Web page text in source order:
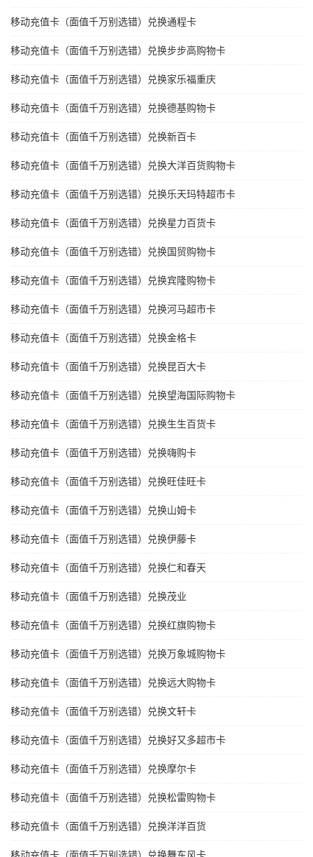
移动充值卡（面值千万别选错）兑换通程卡
移动充值卡（面值千万别选错）兑换步步高购物卡
移动充值卡（面值千万别选错）兑换家乐福重庆
移动充值卡（面值千万别选错）兑换德基购物卡
移动充值卡（面值千万别选错）兑换新百卡
移动充值卡（面值千万别选错）兑换大洋百货购物卡
移动充值卡（面值千万别选错）兑换乐天玛特超市卡
移动充值卡（面值千万别选错）兑换星力百货卡
移动充值卡（面值千万别选错）兑换国贸购物卡
移动充值卡（面值千万别选错）兑换宾隆购物卡
移动充值卡（面值千万别选错）兑换河马超市卡
移动充值卡（面值千万别选错）兑换金格卡
移动充值卡（面值千万别选错）兑换昆百大卡
移动充值卡（面值千万别选错）兑换望海国际购物卡
移动充值卡（面值千万别选错）兑换生生百货卡
移动充值卡（面值千万别选错）兑换嗨购卡
移动充值卡（面值千万别选错）兑换旺佳旺卡
移动充值卡（面值千万别选错）兑换山姆卡
移动充值卡（面值千万别选错）兑换伊藤卡
移动充值卡（面值千万别选错）兑换仁和春天
移动充值卡（面值千万别选错）兑换茂业
移动充值卡（面值千万别选错）兑换红旗购物卡
移动充值卡（面值千万别选错）兑换万象城购物卡
移动充值卡（面值千万别选错）兑换远大购物卡
移动充值卡（面值千万别选错）兑换文轩卡
移动充值卡（面值千万别选错）兑换好又多超市卡
移动充值卡（面值千万别选错）兑换摩尔卡
移动充值卡（面值千万别选错）兑换松雷购物卡
移动充值卡（面值千万别选错）兑换洋洋百货